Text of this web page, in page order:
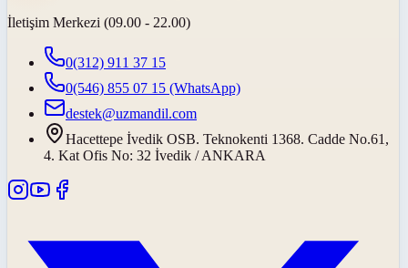
İletişim Merkezi (09.00 - 22.00)
0(312) 911 37 15
0(546) 855 07 15 (WhatsApp)
destek@uzmandil.com
Hacettepe İvedik OSB. Teknokenti 1368. Cadde No.61,
4. Kat Ofis No: 32 İvedik / ANKARA